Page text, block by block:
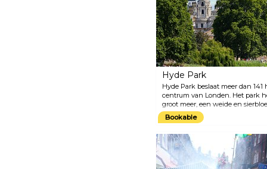
Hyde Park
Hyde Park beslaat meer dan
centrum van Londen. Het park
groot meer, een weide en
programma van activiteiten en
schaatsen, fietsen, zwemmen
kijken zijn onder andere de
Achillesbeeld, de Diana
Bookable